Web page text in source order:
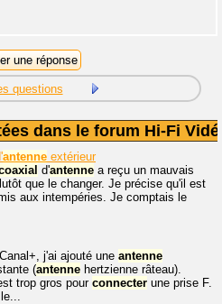
questions
dans le forum Hi-Fi
antenne extérieur
d'antenne a reçu un mauvais
que le changer. Je précise qu'il est
aux intempéries. Je comptais le
j'ai ajouté une antenne
(antenne hertzienne râteau).
trop gros pour connecter une prise F.